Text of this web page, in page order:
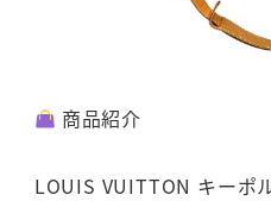
商品紹介
LOUIS VUITTON キーポ